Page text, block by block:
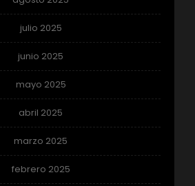
julio 2025
junio 2025
mayo 2025
abril 2025
marzo 2025
febrero 2025